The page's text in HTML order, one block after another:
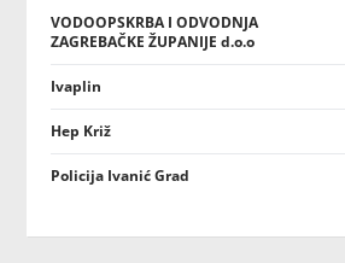
VODOOPSKRBA I ODVODNJA
ZAGREBAČKE ŽUPANIJE d.o.o
Ivaplin
Hep Križ
Policija Ivanić Grad